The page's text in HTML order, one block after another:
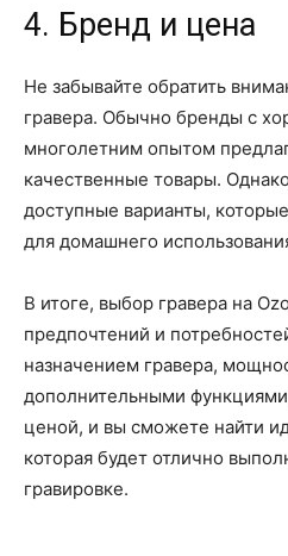
4. Бренд и цена
Не забывайте обратить
гравера. Обычно бренды с
многолетним опытом
качественные товары.
доступные варианты,
для домашнего
В итоге, выбор гравера на
предпочтений и
назначением гравера,
дополнительными
ценой, и вы сможете найти
которая будет отлично
гравировке.